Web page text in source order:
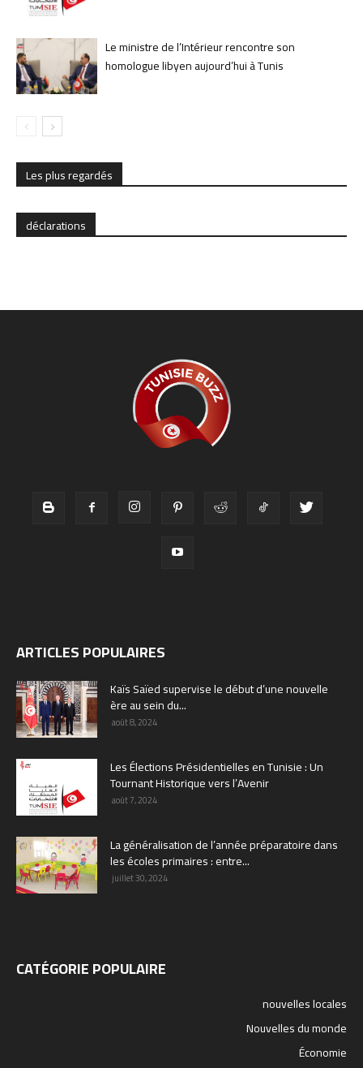
Le ministre de l’Intérieur rencontre son
homologue libyen aujourd’hui à Tunis
Les plus regardés
déclarations
ARTICLES POPULAIRES
Kaïs Saïed supervise le début d’une nouvelle
ère au sein du...
août 8, 2024
Les Élections Présidentielles en Tunisie : Un
Tournant Historique vers l’Avenir
août 7, 2024
La généralisation de l’année préparatoire dans
les écoles primaires : entre...
juillet 30, 2024
CATÉGORIE POPULAIRE
nouvelles locales
Nouvelles du monde
Économie